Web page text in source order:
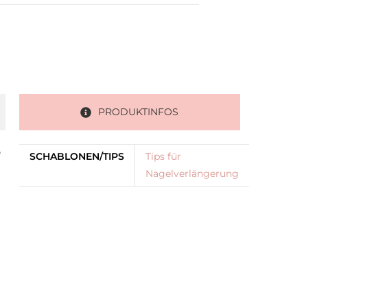
PRODUKTINFOS
SCHABLONEN/TIPS
Tips für
Nagelverlängerung